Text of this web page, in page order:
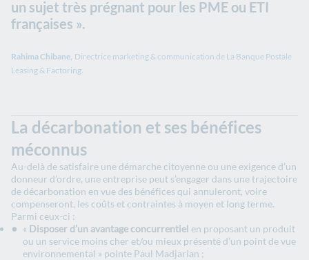
un sujet très prégnant pour les PME ou ETI
françaises ».
Rahima Chibane, Directrice marketing & communication de La Banque Postale
Leasing & Factoring.
La décarbonation et ses bénéfices
méconnus
Au-delà de satisfaire une démarche citoyenne ou une exigence d’un
donneur d’ordre, une entreprise peut s’engager dans une trajectoire
de décarbonation en vue des bénéfices qui annuleront, voire
compenseront, les coûts et contraintes à moyen et long terme.
Parmi ceux-ci :
« Disposer d’un avantage concurrentiel en proposant un produit
ou un service moins cher et/ou mieux présenté d’un point de vue
environnemental » pointe Paul Madjarian ;